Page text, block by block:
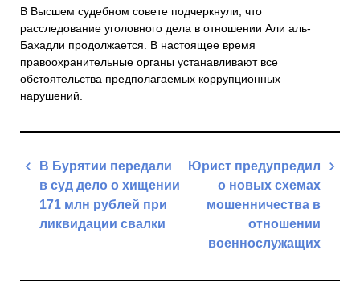
В Высшем судебном совете подчеркнули, что
расследование уголовного дела в отношении Али аль-
Бахадли продолжается. В настоящее время
правоохранительные органы устанавливают все
обстоятельства предполагаемых коррупционных
нарушений.
Навигация
записям
В Бурятии передали
в суд дело о хищении
171 млн рублей при
ликвидации свалки
Юрист предупредил
о новых схемах
мошенничества в
отношении
военнослужащих